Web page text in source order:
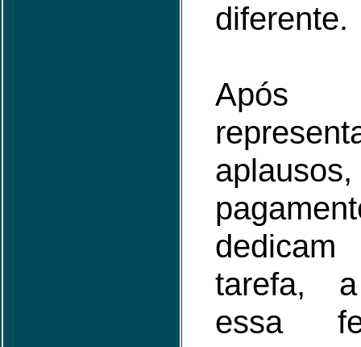
diferente.
tarefa, a
essa